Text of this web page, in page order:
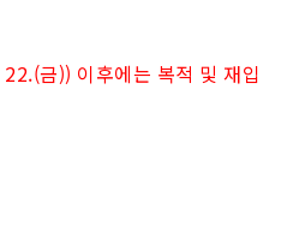
금)) 이후에는 복적 및 재입